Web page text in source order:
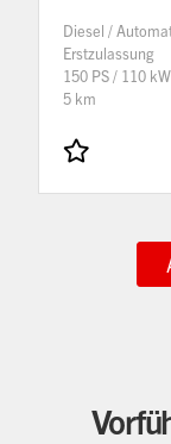
Diesel /
Erstzulassung
150 PS / 110
5 km